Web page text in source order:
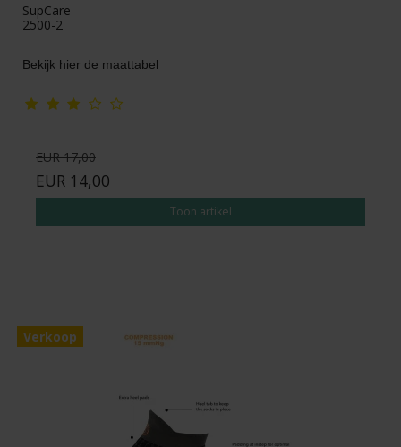
SupCare
2500-2
Bekijk hier de maattabel
EUR 17,00
EUR 14,00
Toon artikel
Verkoop